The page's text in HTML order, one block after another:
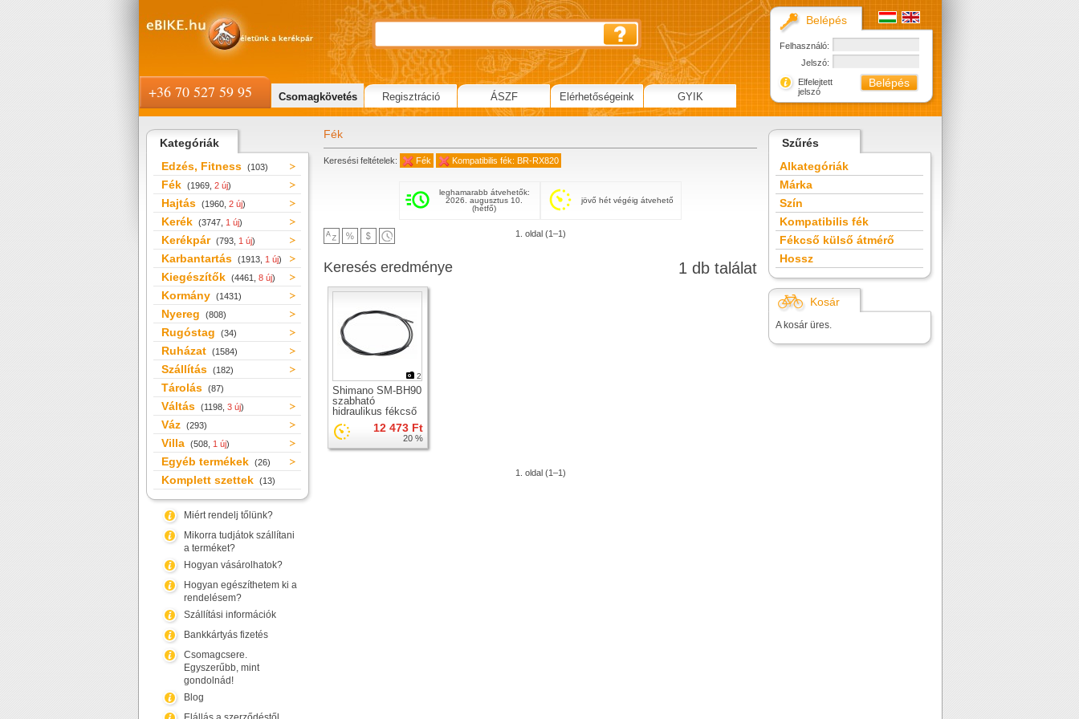
Kategóriák
Edzés, Fitness (103)
Fék (1969, 2 új)
Hajtás (1960, 2 új)
Kerék (3747, 1 új)
Kerékpár (793, 1 új)
Karbantartás (1913, 1 új)
Kiegészítők (4461, 8 új)
Kormány (1431)
Nyereg (808)
Rugóstag (34)
Ruházat (1584)
Szállítás (182)
Tárolás (87)
Váltás (1198, 3 új)
Váz (293)
Villa (508, 1 új)
Egyéb termékek (26)
Komplett szettek (13)
Miért rendelj tőlünk?
Mikorra tudjátok szállítani
a terméket?
Hogyan vásárolhatok?
Hogyan egészíthetem ki a
rendelésem?
Szállítási információk
Bankkártyás fizetés
Csomagcsere.
Egyszerűbb, mint
gondolnád!
Blog
Fék
Keresési feltételek: Fék Kompatibilis fék: BR-RX820
leghamarabb átvehetők:
2026. augusztus 10.
(hétfő)
jövő hét végéig átvehető
1. oldal (1–1)
1 db találat
Keresés eredménye
2
Shimano SM-BH90
szabható
hidraulikus fékcső
12 473 Ft
20 %
1. oldal (1–1)
Szűrés
Alkategóriák
Márka
Szín
Kompatibilis fék
Fékcső külső átmérő
Hossz
Kosár
A kosár üres.
Belépés
Felhasználó:
Jelszó:
Elfelejtett
jelszó
+36 70 527 59 95 Csomagkövetés Regisztráció ÁSZF Elérhetőségeink GYIK